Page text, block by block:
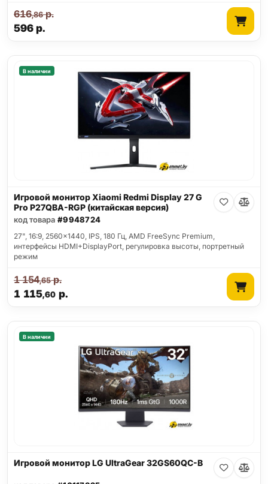
596р.
616,86р.
В наличии
Игровой монитор Xiaomi Redmi Display 27 G
Pro P27QBA-RGP (китайская версия)
код товара #9948724
27", 16:9, 2560x1440, IPS, 180 Гц, AMD FreeSync Premium,
интерфейсы HDMI+DisplayPort, регулировка высоты, портретный
режим
1 115,60 р.
1 154,65р.
В наличии
Игровой монитор LG UltraGear 32GS60QC-B